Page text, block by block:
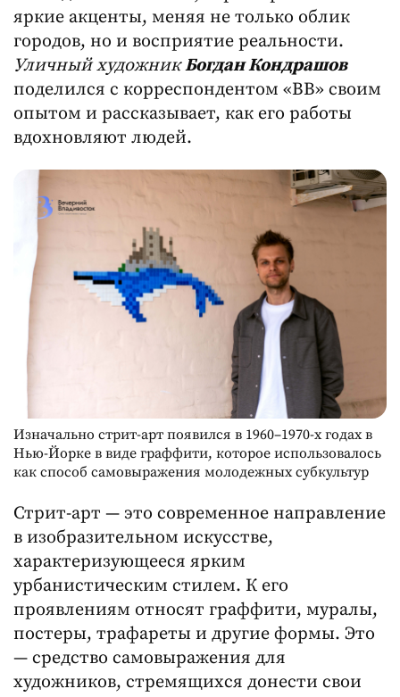
яркие акценты, меняя не только облик
городов, но и восприятие реальности.
Уличный художникБогдан Кондрашов
поделился с корреспондентом «ВВ» своим
опытом и рассказывает, как его работы
вдохновляют людей.
Изначально стрит-арт появился в 1960–1970-х годах в
Нью-Йорке в виде граффити, которое использовалось
как способ самовыражения молодежных субкультур
Стрит-арт — это современное направление
в изобразительном искусстве,
характеризующееся ярким
урбанистическим стилем. К его
проявлениям относят граффити, муралы,
постеры, трафареты и другие формы. Это
— средство самовыражения для
художников, стремящихся донести свои